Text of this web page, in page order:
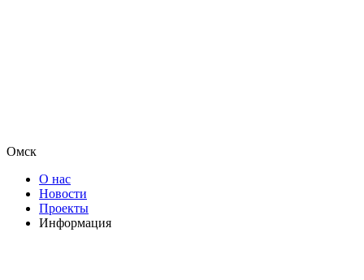
Омск
О нас
Новости
Проекты
Информация